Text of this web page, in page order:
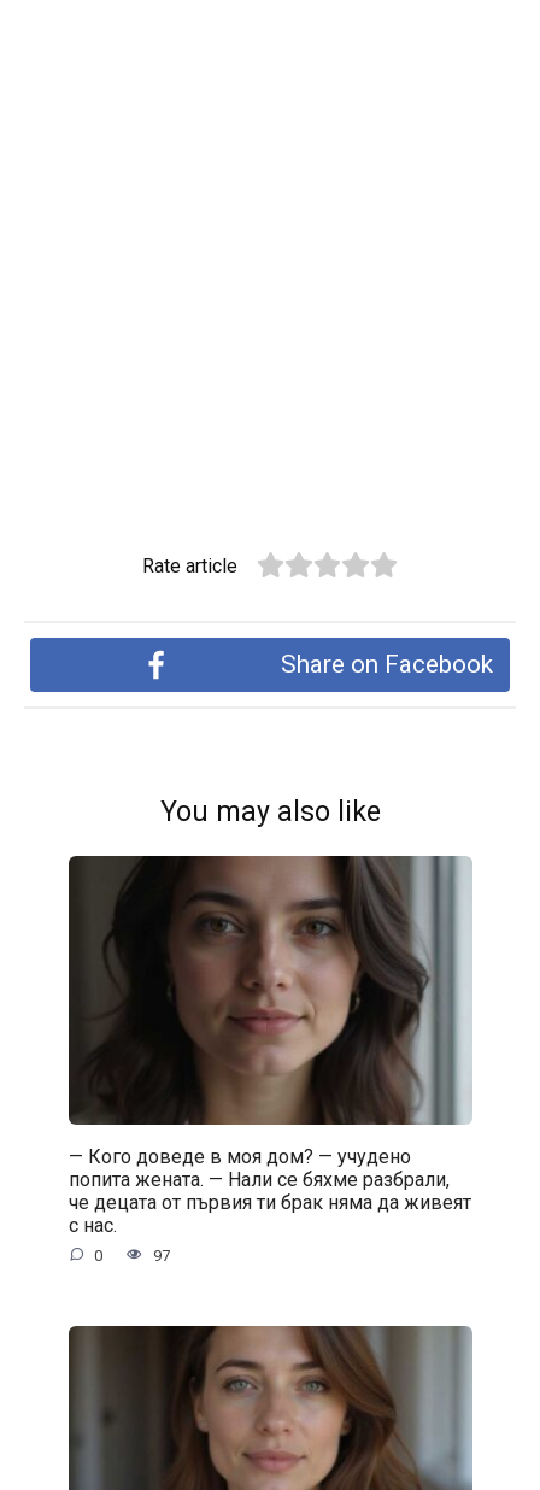
Rate article
Share on Facebook
You may also like
— Кого доведе в моя дом? — учудено
попита жената. — Нали се бяхме разбрали,
че децата от първия ти брак няма да живеят
с нас.
0 97